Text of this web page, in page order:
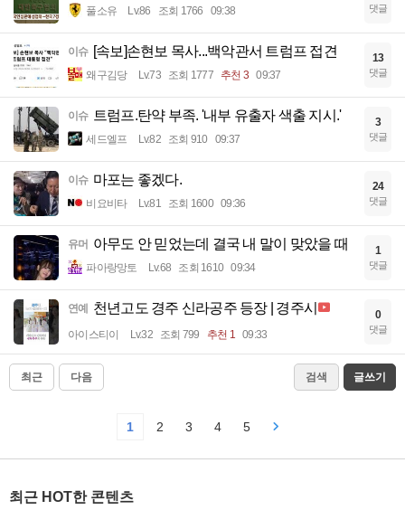
풀소유 Lv.86 조회 1766 09:38 댓글
이슈 [속보]손현보 목사...백악관서 트럼프 접견
왜구김당 Lv.73 조회 1777 추천 3 09:37
13
댓글
이슈 트럼프.탄약 부족. '내부 유출자 색출 지시.'
세드엘프 Lv.82 조회 910 09:37
3
댓글
이슈 마포는 좋겠다.
비요비타 Lv.81 조회 1600 09:36
24
댓글
유머 아무도 안 믿었는데 결국 내 말이 맞았을 때
파아랑망토 Lv.68 조회 1610 09:34
1
댓글
연예 천년고도 경주 신라공주 등장 | 경주시
아이스티이 Lv.32 조회 799 추천 1 09:33
0
댓글
최근 다음 검색 글쓰기
1 2 3 4 5
최근 HOT한 콘텐츠